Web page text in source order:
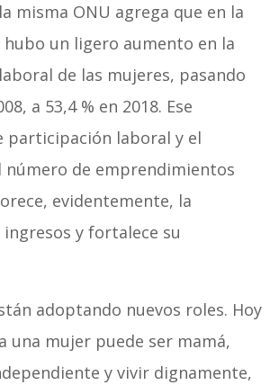
misma ONU agrega que en la
un ligero aumento en la
de las mujeres, pasando
a 53,4 % en 2018. Ese
participación laboral y el
número de emprendimientos
evidentemente, la
y fortalece su
adoptando nuevos roles. Hoy
una mujer puede ser mamá,
y vivir dignamente,